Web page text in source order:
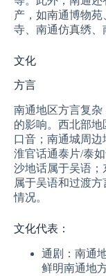
产，如南通博物
寺、南通仿真绣、
文化
方言
南通地区方言复
的影响。西北部
口音；南通城周
淮官话通泰片/泰
沙地话属于吴语；
属于吴语和过渡
情况。
文化代表：
通剧：南通
鲜明南通地